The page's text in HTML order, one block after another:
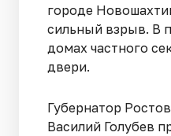
городе
сильный взрыв. В
домах частного
двери.
Губернатор
Василий Голубев